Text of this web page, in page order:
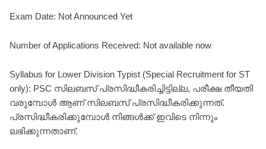
Exam Date: Not Announced Yet
Number of Applications Received: Not available now
Syllabus for Lower Division Typist (Special Recruitment for ST
only): PSC സിലബസ് പ്രസിദ്ധീകരിച്ചിട്ടില്ല, പരീക്ഷ തീയതി
വരുമ്പോൾ ആണ് സിലബസ് പ്രസിദ്ധീകരിക്കുന്നത്.
പ്രസിദ്ധീകരിക്കുമ്പോൾ നിങ്ങൾക്ക് ഇവിടെ നിന്നും
ലഭിക്കുന്നതാണ്.